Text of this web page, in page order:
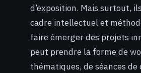
d’exposition. Mais surtout,
cadre intellectuel et
faire émerger des projets
peut prendre la forme de
thématiques, de séances